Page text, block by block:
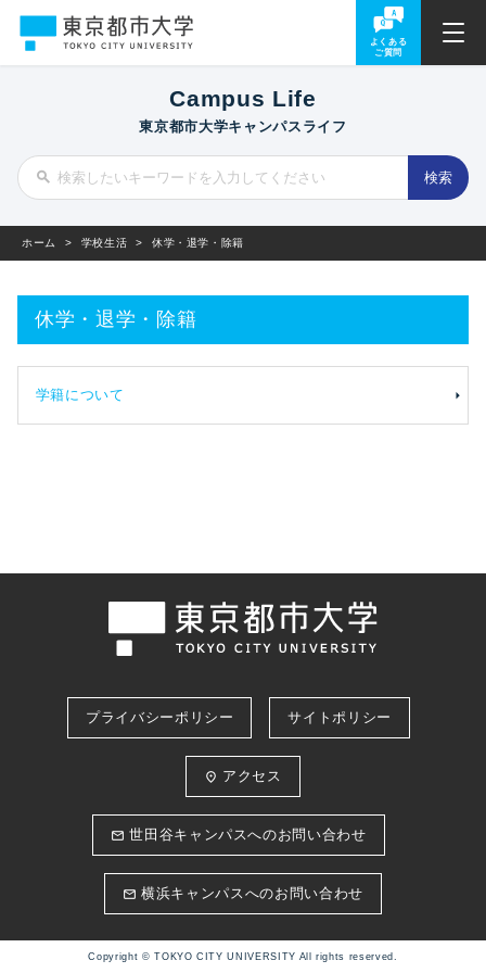
よくある
ご質問
Campus Life
東京都市大学キャンパスライフ
ホーム > 学校生活 > 休学・退学・除籍
休学・退学・除籍
学籍について
プライバシーポリシー サイトポリシー
place アクセス
email 世田谷キャンパスへのお問い合わせ
email 横浜キャンパスへのお問い合わせ
Copyright © TOKYO CITY UNIVERSITY All rights reserved.